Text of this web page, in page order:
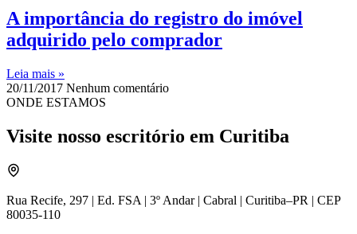
A importância do registro do imóvel
adquirido pelo comprador
Leia mais »
20/11/2017 Nenhum comentário
ONDE ESTAMOS
Visite nosso escritório em Curitiba
Rua Recife, 297 | Ed. FSA | 3º Andar | Cabral | Curitiba–PR | CEP
80035-110